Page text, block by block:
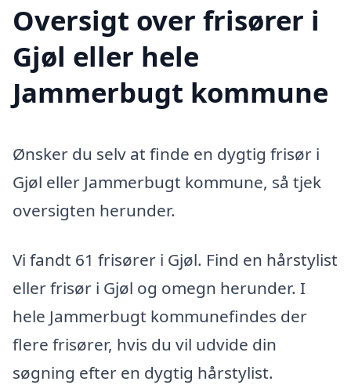
Oversigt over frisører i
Gjøl eller hele
Jammerbugt kommune
Ønsker du selv at finde en dygtig frisør i
Gjøl eller Jammerbugt kommune, så tjek
oversigten herunder.
Vi fandt 61 frisører i Gjøl. Find en hårstylist
eller frisør i Gjøl og omegn herunder. I
hele Jammerbugt kommunefindes der
flere frisører, hvis du vil udvide din
søgning efter en dygtig hårstylist.